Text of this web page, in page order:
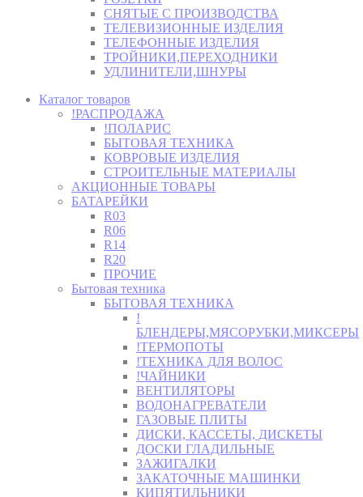
СНЯТЫЕ С ПРОИЗВОДСТВА
ТЕЛЕВИЗИОННЫЕ ИЗДЕЛИЯ
ТЕЛЕФОННЫЕ ИЗДЕЛИЯ
ТРОЙНИКИ,ПЕРЕХОДНИКИ
УДЛИНИТЕЛИ,ШНУРЫ
Каталог товаров
!РАСПРОДАЖА
!ПОЛАРИС
БЫТОВАЯ ТЕХНИКА
КОВРОВЫЕ ИЗДЕЛИЯ
СТРОИТЕЛЬНЫЕ МАТЕРИАЛЫ
АКЦИОННЫЕ ТОВАРЫ
БАТАРЕЙКИ
R03
R06
R14
R20
ПРОЧИЕ
Бытовая техника
БЫТОВАЯ ТЕХНИКА
!
БЛЕНДЕРЫ,МЯСОРУБКИ,МИКСЕРЫ
!ТЕРМОПОТЫ
!ТЕХНИКА ДЛЯ ВОЛОС
!ЧАЙНИКИ
ВЕНТИЛЯТОРЫ
ВОДОНАГРЕВАТЕЛИ
ГАЗОВЫЕ ПЛИТЫ
ДИСКИ, КАССЕТЫ, ДИСКЕТЫ
ДОСКИ ГЛАДИЛЬНЫЕ
ЗАЖИГАЛКИ
ЗАКАТОЧНЫЕ МАШИНКИ
КИПЯТИЛЬНИКИ